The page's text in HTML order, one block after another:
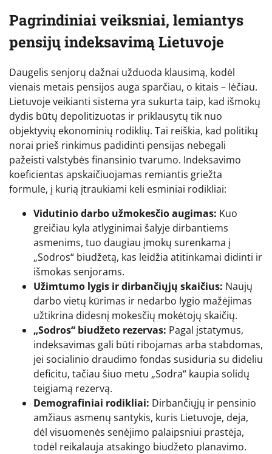
Pagrindiniai veiksniai, lemiantys
pensijų indeksavimą Lietuvoje
Daugelis senjorų dažnai užduoda klausimą, kodėl
vienais metais pensijos auga sparčiau, o kitais – lėčiau.
Lietuvoje veikianti sistema yra sukurta taip, kad išmokų
dydis būtų depolitizuotas ir priklausytų tik nuo
objektyvių ekonominių rodiklių. Tai reiškia, kad politikų
norai prieš rinkimus padidinti pensijas nebegali
pažeisti valstybės finansinio tvarumo. Indeksavimo
koeficientas apskaičiuojamas remiantis griežta
formule, į kurią įtraukiami keli esminiai rodikliai:
Vidutinio darbo užmokesčio augimas: Kuo
greičiau kyla atlyginimai šalyje dirbantiems
asmenims, tuo daugiau įmokų surenkama į
„Sodros“ biudžetą, kas leidžia atitinkamai didinti ir
išmokas senjorams.
Užimtumo lygis ir dirbančiųjų skaičius: Naujų
darbo vietų kūrimas ir nedarbo lygio mažėjimas
užtikrina didesnį mokesčių mokėtojų skaičių.
„Sodros“ biudžeto rezervas: Pagal įstatymus,
indeksavimas gali būti ribojamas arba stabdomas,
jei socialinio draudimo fondas susiduria su dideliu
deficitu, tačiau šiuo metu „Sodra“ kaupia solidų
teigiamą rezervą.
Demografiniai rodikliai: Dirbančiųjų ir pensinio
amžiaus asmenų santykis, kuris Lietuvoje, deja,
dėl visuomenės senėjimo palaipsniui prastėja,
todėl reikalauja atsakingo biudžeto planavimo.